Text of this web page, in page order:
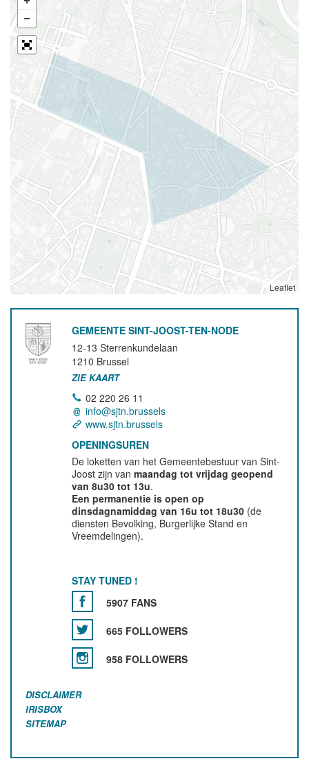
Leaflet
GEMEENTE SINT-JOOST-TEN-NODE
12-13 Sterrenkundelaan
1210 Brussel
ZIE KAART
02 220 26 11
info@sjtn.brussels
www.sjtn.brussels
OPENINGSUREN
De loketten van het Gemeentebestuur van Sint-
Joost zijn vanmaandag tot vrijdag geopend
van 8u30 tot 13u.
Een permanentie is open op
dinsdagnamiddag van 16u tot 18u30 (de
diensten Bevolking, Burgerlijke Stand en
Vreemdelingen).
STAY TUNED !
5907 FANS
665 FOLLOWERS
958 FOLLOWERS
DISCLAIMER
IRISBOX
SITEMAP